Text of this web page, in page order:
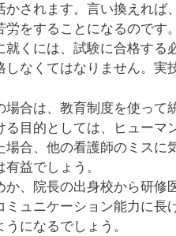
かされます。言い換えれば
労をすることになるのです。
就くには、試験に合格する
しなくてはなりません。実
場合は、教育制度を使って
る目的としては、ヒューマ
場合、他の看護師のミスに
有益でしょう。
か、院長の出身校から研修
ミュニケーション能力に長
うになるでしょう。